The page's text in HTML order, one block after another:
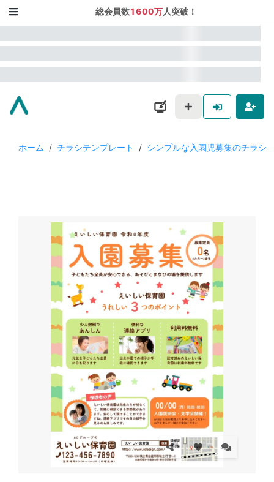
総会員数1600万人突破！
ホーム / チラシテンプレート / シンプルな入園児募集のチラシ